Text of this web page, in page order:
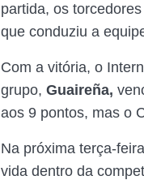
partida, os
que conduziu a
Com a vitória, o
grupo, Guaireña,
aos 9 pontos, mas o
Na próxima terça-
vida dentro da